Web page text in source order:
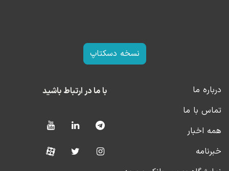
نسخه دسکتاپ
درباره ما
تماس با ما
همه اخبار
خبرنامه
با ما در ارتباط باشید